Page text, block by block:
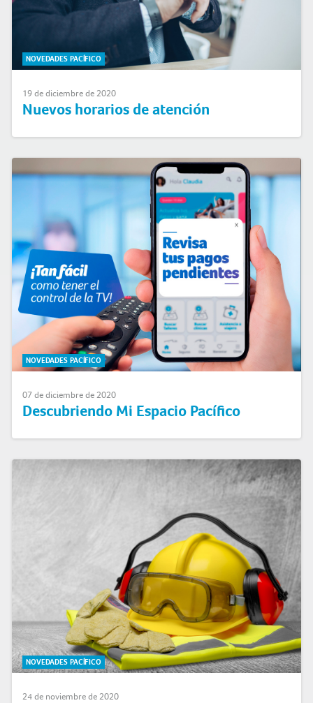
NOVEDADES PACÍFICO
19 de diciembre de 2020
Nuevos horarios de atención
NOVEDADES PACÍFICO
07 de diciembre de 2020
Descubriendo Mi Espacio Pacífico
NOVEDADES PACÍFICO
24 de noviembre de 2020